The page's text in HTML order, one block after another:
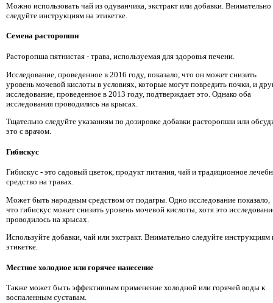
Можно использовать чай из одуванчика, экстракт или добавки. Внимательно
следуйте инструкциям на этикетке.
Семена расторопши
Расторопша пятнистая - трава, используемая для здоровья печени.
Исследование, проведенное в 2016 году, показало, что он может снизить
уровень мочевой кислоты в условиях, которые могут повредить почки, и
исследование, проведенное в 2013 году, подтверждает это. Однако оба
исследования проводились на крысах.
Тщательно следуйте указаниям по дозировке добавки расторопши или
это с врачом.
Гибискус
Гибискус - это садовый цветок, продукт питания, чай и традиционное
средство на травах.
Может быть народным средством от подагры. Одно исследование показало,
что гибискус может снизить уровень мочевой кислоты, хотя это
проводилось на крысах.
Используйте добавки, чай или экстракт. Внимательно следуйте инструкциям
этикетке.
Местное холодное или горячее нанесение
Также может быть эффективным применение холодной или горячей воды к
воспаленным суставам.